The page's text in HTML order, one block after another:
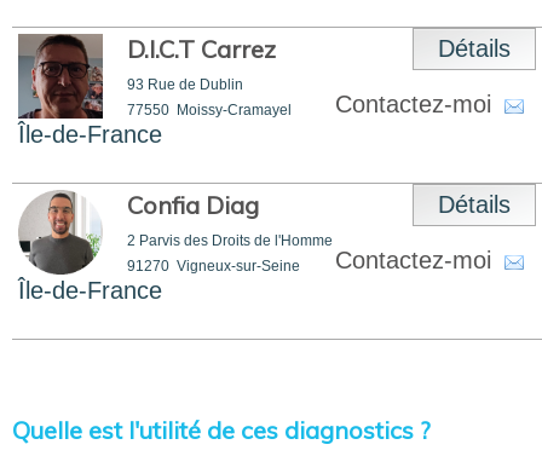
D.I.C.T Carrez
93 Rue de Dublin
77550 Moissy-Cramayel
Île-de-France
Détails
Contactez-moi
Confia Diag
2 Parvis des Droits de l'Homme
91270 Vigneux-sur-Seine
Île-de-France
Détails
Contactez-moi
Quelle est l'utilité de ces diagnostics ?